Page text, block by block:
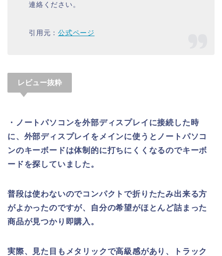
連絡ください。
引用元：公式ページ
レビュー抜粋
・ノートパソコンを外部ディスプレイに接続した時
に、外部ディスプレイをメインに使うとノートパソコ
ンのキーボードは体制的に打ちにくくなるのでキーボ
ードを探していました。
普段は使わないのでコンパクトで折りたたみ出来る方
がよかったのですが、自分の希望がほとんど詰まった
商品が見つかり即購入。
実際、見た目もメタリックで高級感があり、トラック